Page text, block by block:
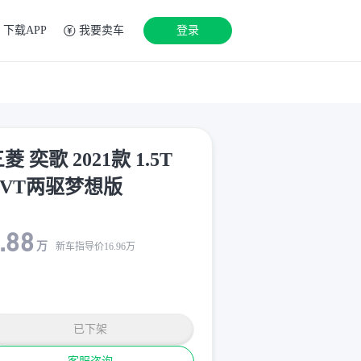
下载APP 我要卖车 登录
菱 奕歌 2021款 1.5T
两驱梦想版
万 新车指导价16.96万
已下架